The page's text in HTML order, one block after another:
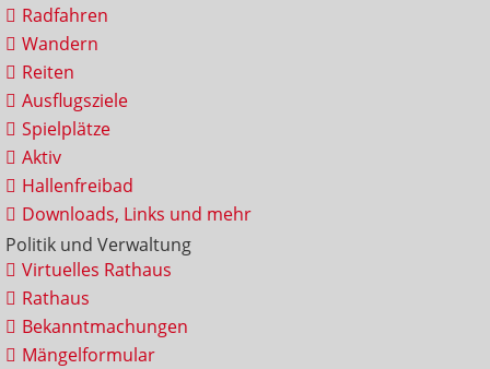
Radfahren
Wandern
Reiten
Ausflugsziele
Spielplätze
Aktiv
Hallenfreibad
Downloads, Links und mehr
Politik und Verwaltung
Virtuelles Rathaus
Rathaus
Bekanntmachungen
Mängelformular